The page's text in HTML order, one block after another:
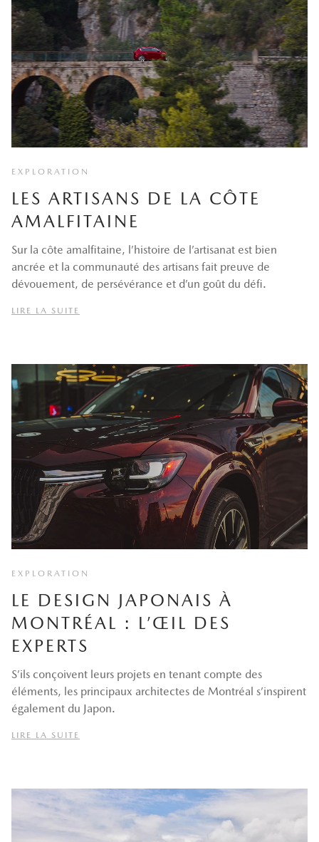
EXPLORATION
LES ARTISANS DE LA CÔTE
AMALFITAINE
Sur la côte amalfitaine, l’histoire de l’artisanat est bien
ancrée et la communauté des artisans fait preuve de
dévouement, de persévérance et d’un goût du défi.
LIRE LA SUITE
EXPLORATION
LE DESIGN JAPONAIS À
MONTRÉAL : L’ŒIL DES
EXPERTS
S’ils conçoivent leurs projets en tenant compte des
éléments, les principaux architectes de Montréal s’inspirent
également du Japon.
LIRE LA SUITE